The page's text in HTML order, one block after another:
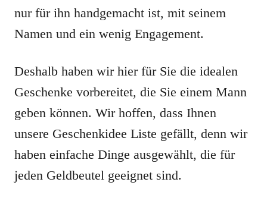
nur für ihn handgemacht ist, mit seinem
Namen und ein wenig Engagement.
Deshalb haben wir hier für Sie die idealen
Geschenke vorbereitet, die Sie einem Mann
geben können. Wir hoffen, dass Ihnen
unsere Geschenkidee Liste gefällt, denn wir
haben einfache Dinge ausgewählt, die für
jeden Geldbeutel geeignet sind.